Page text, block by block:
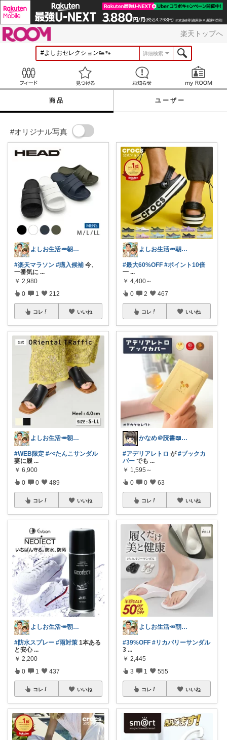
楽天トップへ
詳細検索
見つける お知らせ
商品 ユーザー
#オリジナル写真
よしお生活🥕朝6時頃コレ👟
#楽天マラソン #購入候補 今、
一番気に ...
￥ 2,980
0 1 212
コレ いいね
よしお生活🥕朝6時頃コレ👟
#WEB限定 #ぺたんこサンダル
妻に履 ...
￥ 6,900
0 0 489
コレ いいね
よしお生活🥕朝6時頃コレ👟
#防水スプレー #雨対策 1本ある
と安心 ...
￥ 2,200
0 1 437
コレ いいね
よしお生活🥕朝6時頃コレ👟
#最大60%OFF #ポイント10倍
一 ...
￥ 4,400～
0 2 467
コレ いいね
かなめ＠読書📖防災⛑️note再開📒
#アデリアレトロ が#ブックカ
バー でも ...
￥ 1,595～
0 0 63
コレ いいね
よしお生活🥕朝6時頃コレ👟
#39%OFF #リカバリーサンダル
3 ...
￥ 2,445
3 1 555
コレ いいね